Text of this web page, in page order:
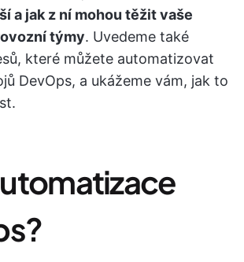
a jak z ní mohou těžit vaše
týmy. Uvedeme také
které můžete automatizovat
DevOps, a ukážeme vám, jak to